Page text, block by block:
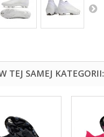
TEJ SAMEJ KATEGORII: